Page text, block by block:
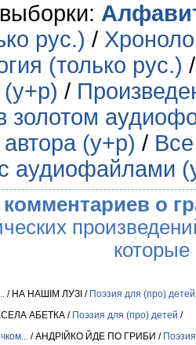
рус.) /
(только рус.)
/
золотом
(у+р) /
аудиофайлами
комментариев о
/ НА НАШІМ ЛУЗІ / Поэзия для (про) детей
АБЕТКА / Поэзия для (про) детей /
/ АНДРІЙКО ЙДЕ ПО ГРИБИ /